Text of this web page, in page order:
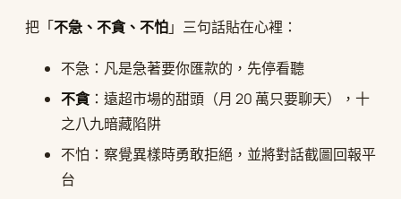
把「不急、不貪、不怕」三句話貼在心裡：
不急：凡是急著要你匯款的，先停看聽
不貪：遠超市場的甜頭（月 20 萬只要聊天），十
之八九暗藏陷阱
不怕：察覺異樣時勇敢拒絕，並將對話截圖回報平
台